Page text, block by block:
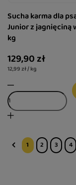
Sucha karma dla
Junior z jagnięciną
kg
129,90 zł
12,99 zł / kg
1 2 3 4